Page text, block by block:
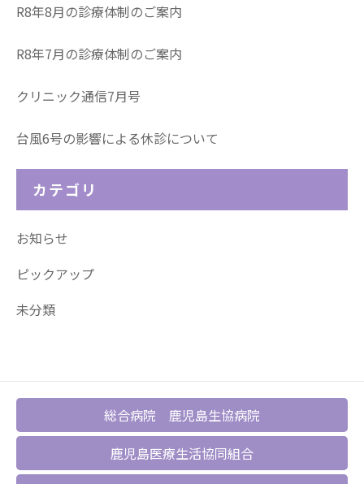
R8年8月の診療体制のご案内
R8年7月の診療体制のご案内
クリニック通信7月号
台風6号の影響による休診について
カテゴリ
お知らせ
ピックアップ
未分類
総合病院 鹿児島生協病院
鹿児島医療生活協同組合